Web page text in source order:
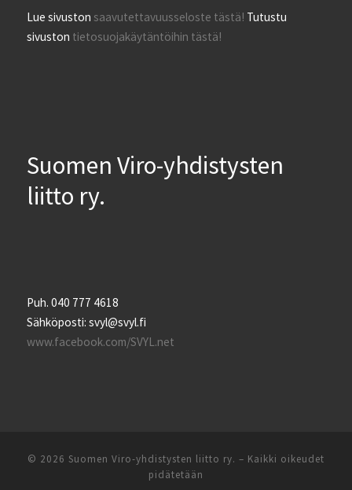
Lue sivustonsaavutettavuusseloste tästä! Tutustu
sivuston tietosuojakäytäntöihin tästä!
Suomen Viro-yhdistysten
liitto ry.
Puh. 040 777 4618
Sähköposti: svyl@svyl.fi
www.facebook.com/SVYL.net
© 2026 Suomen Viro-yhdistysten liitto ry. – Kaikki oikeudet
pidätetään